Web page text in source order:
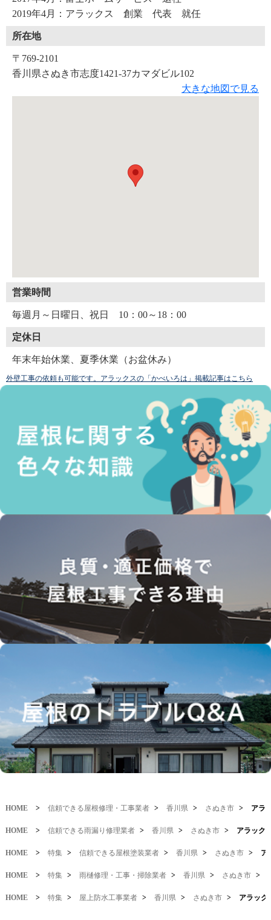
2019年4月：アラックス 創業 代表 就任
所在地
〒769-2101
香川県さぬき市志度1421-37カマダビル102
大きな地図で見る
営業時間
毎週月～日曜日、祝日 10：00～18：00
定休日
年末年始休業、夏季休業（お盆休み）
外壁工事の依頼も可能です。アラックスの「かべいろは」掲載記事はこちら
HOME > 信頼できる屋根修理・工事業者 > 香川県 > さぬき市 > アラ
HOME > 信頼できる雨漏り修理業者 > 香川県 > さぬき市 > アラック
HOME > 特集 > 信頼できる屋根塗装業者 > 香川県 > さぬき市 > ア
HOME > 特集 > 雨樋修理・工事・掃除業者 > 香川県 > さぬき市 >
HOME > 特集 > 屋上防水工事業者 > 香川県 > さぬき市 > アラック